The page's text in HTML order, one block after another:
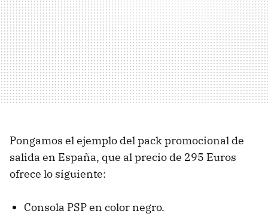
Pongamos el ejemplo del pack promocional de
salida en España, que al precio de 295 Euros
ofrece lo siguiente:
Consola PSP en color negro.